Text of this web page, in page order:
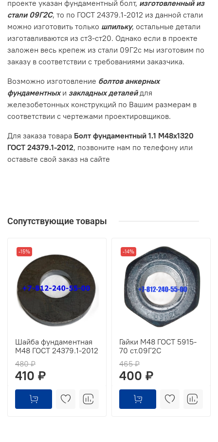
проекте указан фундаментный болт, изготовленный из
стали 09Г2С, то по ГОСТ 24379.1-2012 из данной стали
можно изготовить только шпильку, остальные детали
изготавливаются из ст3-ст20. Однако если в проекте
заложен весь крепеж из стали 09Г2с мы изготовим по
заказу в соответствии с требованиями заказчика.
Возможно изготовление болтов анкерных
фундаментныхи закладных деталейдля
железобетонных конструкций по Вашим размерам в
соответствии с чертежами проектировщиков.
Для заказа товара Болт фундаментный 1.1 М48х1320
ГОСТ 24379.1-2012, позвоните нам по телефону или
оставьте свой заказ на сайте
Сопутствующие товары
-15%
Шайба фундаментная
М48 ГОСТ 24379.1-2012
480 ₽
410 ₽
-14%
Гайки М48 ГОСТ 5915-
70 ст.09Г2С
465 ₽
400 ₽